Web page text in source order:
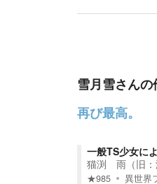
雪月雪さんの
再び最高。
一般TS少女に
猫渕 雨（旧：
★985 異世界